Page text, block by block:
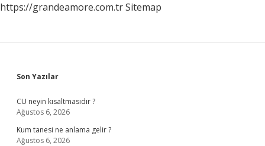
https://grandeamore.com.trSitemap
Sidebar
Son Yazılar
CU neyin kısaltmasıdır ?
Ağustos 6, 2026
Kum tanesi ne anlama gelir ?
Ağustos 6, 2026